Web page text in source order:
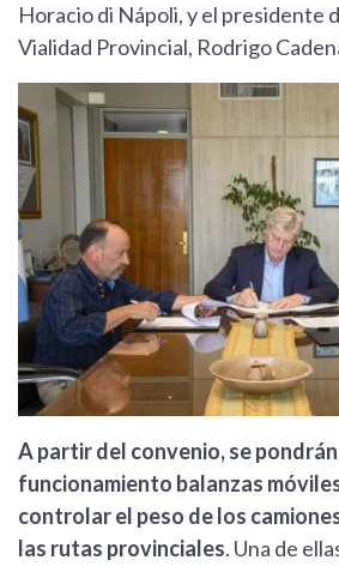
Horacio di Nápoli, y el presidente
Vialidad Provincial, Rodrigo
A partir del convenio, se
funcionamiento balanzas
controlar el peso de los
las rutas provinciales. Una de